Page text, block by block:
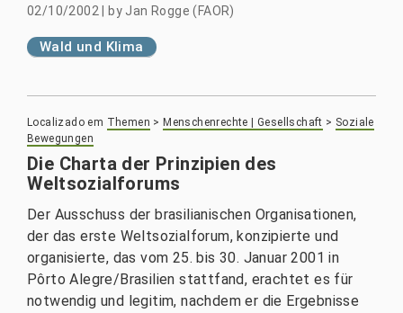
02/10/2002 by Jan Rogge (FAOR)
Wald und Klima
Localizado em Themen > Menschenrechte | Gesellschaft > Soziale
Bewegungen
Die Charta der Prinzipien des
Weltsozialforums
Der Ausschuss der brasilianischen Organisationen,
der das erste Weltsozialforum, konzipierte und
organisierte, das vom 25. bis 30. Januar 2001 in
Pôrto Alegre/Brasilien stattfand, erachtet es für
notwendig und legitim, nachdem er die Ergebnisse